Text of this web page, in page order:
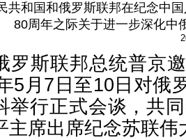
共和国和俄罗斯联邦在纪念中
80周年之际关于进一步深化中
罗斯联邦总统普京
5月7日至10日对俄
举行正式会谈，共
主席出席纪念苏联